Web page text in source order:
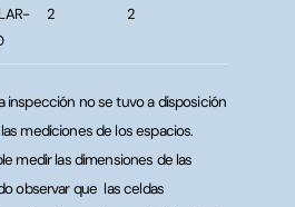
2 2
inspección no se tuvo a disposición
mediciones de los espacios.
medir las dimensiones de las
observar que las celdas